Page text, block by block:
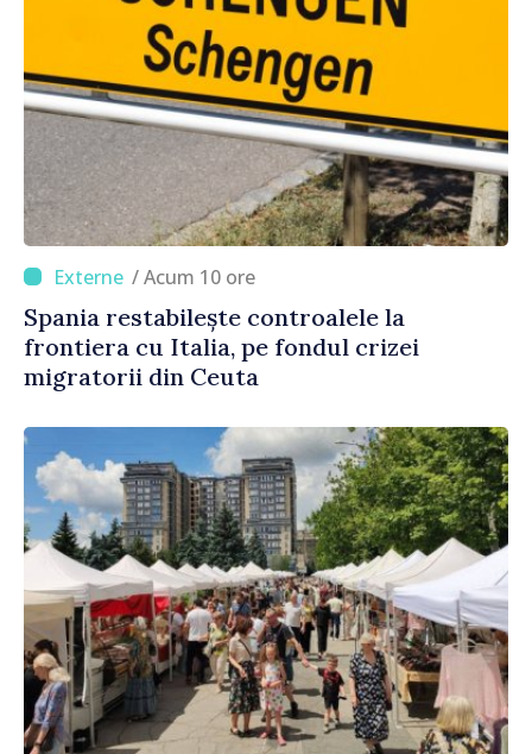
/ Acum 10 ore
Spania restabilește controalele la
frontiera cu Italia, pe fondul crizei
migratorii din Ceuta